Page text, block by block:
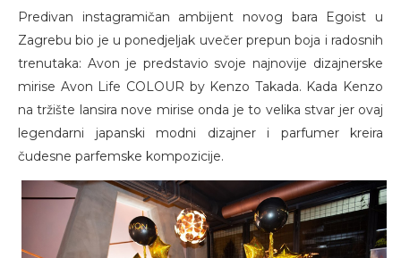
Predivan instagramičan ambijent novog bara Egoist u
Zagrebu bio je u ponedjeljak uvečer prepun boja i radosnih
trenutaka: Avon je predstavio svoje najnovije dizajnerske
mirise Avon Life COLOUR by Kenzo Takada. Kada Kenzo
na tržište lansira nove mirise onda je to velika stvar jer ovaj
legendarni japanski modni dizajner i parfumer kreira
čudesne parfemske kompozicije.